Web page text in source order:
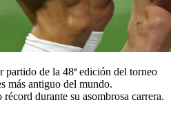
partido de la 48ª edición del torneo
más antiguo del mundo.
durante su asombrosa carrera.